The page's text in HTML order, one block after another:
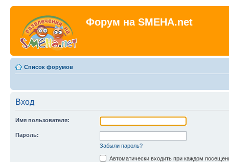
Форум на SMEHA.net
Список форумов
Вход
Имя пользователя:
Пароль:
Забыли пароль?
Автоматически входить при каждом